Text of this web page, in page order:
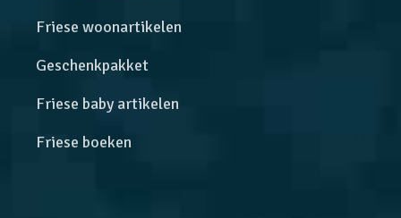
Friese woonartikelen
Geschenkpakket
Friese baby artikelen
Friese boeken